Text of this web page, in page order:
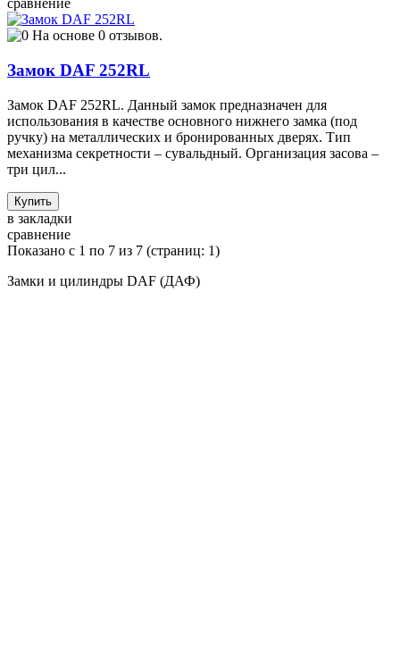
сравнение
На основе 0 отзывов.
Замок DAF 252RL
Замок DAF 252RL. Данный замок предназначен для
использования в качестве основного нижнего замка (под
ручку) на металлических и бронированных дверях. Тип
механизма секретности – сувальдный. Организация засова –
три цил...
Купить
в закладки
сравнение
Показано с 1 по 7 из 7 (страниц: 1)
Замки и цилиндры DAF (ДАФ)